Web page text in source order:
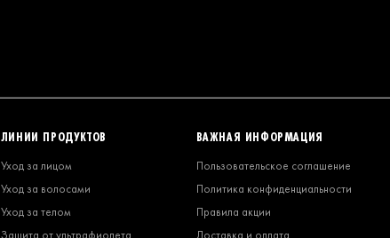
ЛИНИИ ПРОДУКТОВ
Уход за лицом
Уход за волосами
Уход за телом
Защита от ультрафиолета
ВАЖНАЯ ИНФОРМАЦИЯ
Пользовательское соглашение
Политика конфиденциальности
Правила акции
Доставка и оплата